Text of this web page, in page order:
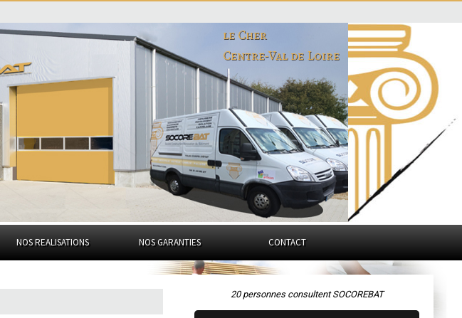
le Cher
Centre-Val de Loire
NOS REALISATIONS NOS GARANTIES CONTACT
20 personnes consultent SOCOREBAT